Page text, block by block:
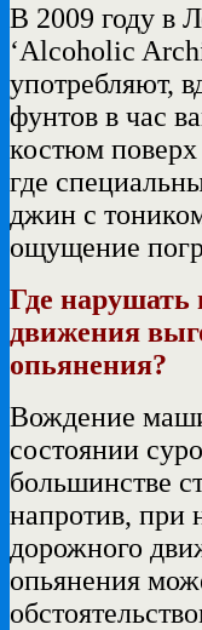
В 2009 году в
‘Alcoholic
употребляют,
фунтов в час
костюм
где
джин с
ощущение
Где нарушать
движения
опьянения?
Вождение
состоянии
большинстве
напротив, при
дорожного
опьянения